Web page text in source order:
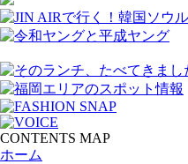
CONTENTS MAP
ホーム